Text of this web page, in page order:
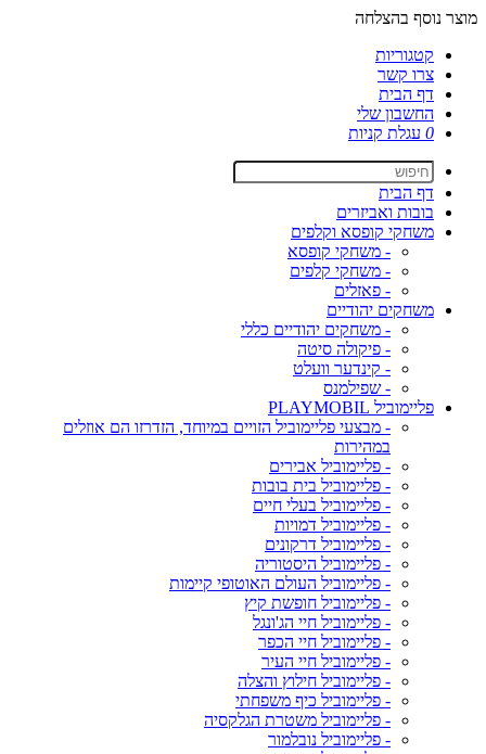
מוצר נוסף בהצלחה
קטגוריות
צרו קשר
דף הבית
החשבון שלי
0 עגלת קניות
דף הבית
בובות ואביזרים
משחקי קופסא וקלפים
- משחקי קופסא
- משחקי קלפים
- פאזלים
משחקים יהודיים
- משחקים יהודיים כללי
- פיקולה סיטה
- קינדער וועלט
- שפילמנס
פליימוביל PLAYMOBIL
- מבצעי פליימוביל הזויים במיוחד, הזדרזו הם אוזלים
במהירות
- פליימוביל אבירים
- פליימוביל בית בובות
- פליימוביל בעלי חיים
- פליימוביל דמויות
- פליימוביל דרקונים
- פליימוביל היסטוריה
- פליימוביל העולם האוטופי קיימות
- פליימוביל חופשת קיץ
- פליימוביל חיי הג'ונגל
- פליימוביל חיי הכפר
- פליימוביל חיי העיר
- פליימוביל חילוץ והצלה
- פליימוביל כיף משפחתי
- פליימוביל משטרת הגלקסיה
- פליימוביל נובלמור